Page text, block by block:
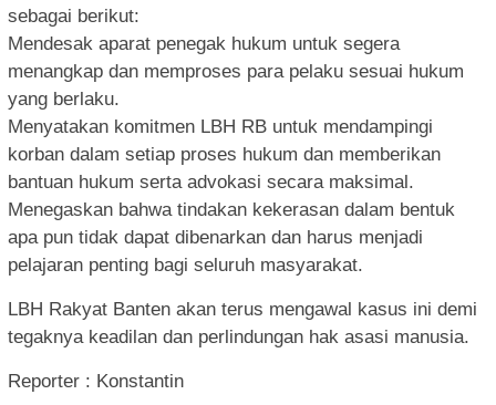
sebagai berikut:
Mendesak aparat penegak hukum untuk segera
menangkap dan memproses para pelaku sesuai hukum
yang berlaku.
Menyatakan komitmen LBH RB untuk mendampingi
korban dalam setiap proses hukum dan memberikan
bantuan hukum serta advokasi secara maksimal.
Menegaskan bahwa tindakan kekerasan dalam bentuk
apa pun tidak dapat dibenarkan dan harus menjadi
pelajaran penting bagi seluruh masyarakat.
LBH Rakyat Banten akan terus mengawal kasus ini demi
tegaknya keadilan dan perlindungan hak asasi manusia.
Reporter : Konstantin